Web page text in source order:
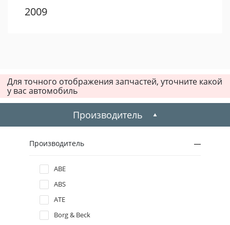
2009
2006
2004
2003
2002
2001
Для точного отображения запчастей, уточните какой
у вас автомобиль
Производитель
Производитель
ABE
ABS
ATE
Borg & Beck